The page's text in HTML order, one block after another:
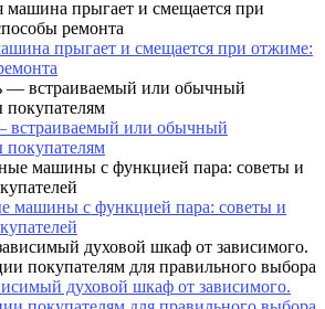
прыгает и смещается при отжиме:
встраиваемый или обычный
покупателям
машины с функцией пара: советы и
духовой шкаф от зависимого.